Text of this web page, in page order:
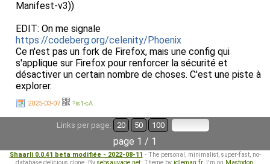
Manifest-v3))
EDIT: On me signale
https://codeberg.org/celenity/Phoenix
Ce n'est pas un fork de Firefox, mais une config qui
s'applique sur Firefox pour renforcer la sécurité et
désactiver un certain nombre de choses. C'est une piste à
explorer.
2025-03-07 ?is1-cA
Links per page: 20 50 100
page 1 / 1
Shaarli 0.0.41 beta modifiée - 2022-08-11 - The personal, minimalist, super-fast, no-